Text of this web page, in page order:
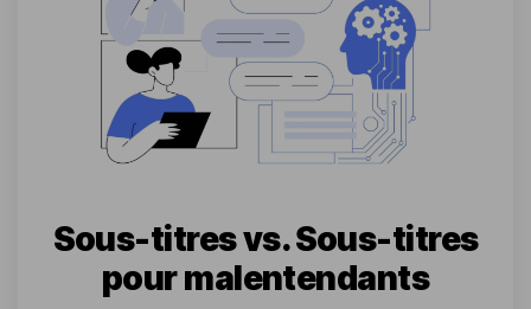
Sous-titres vs. Sous-titres
pour malentendants